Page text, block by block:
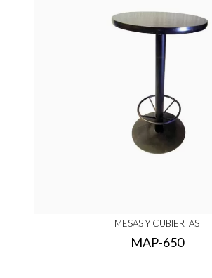
MESAS Y CUBIERTAS
MAP-650